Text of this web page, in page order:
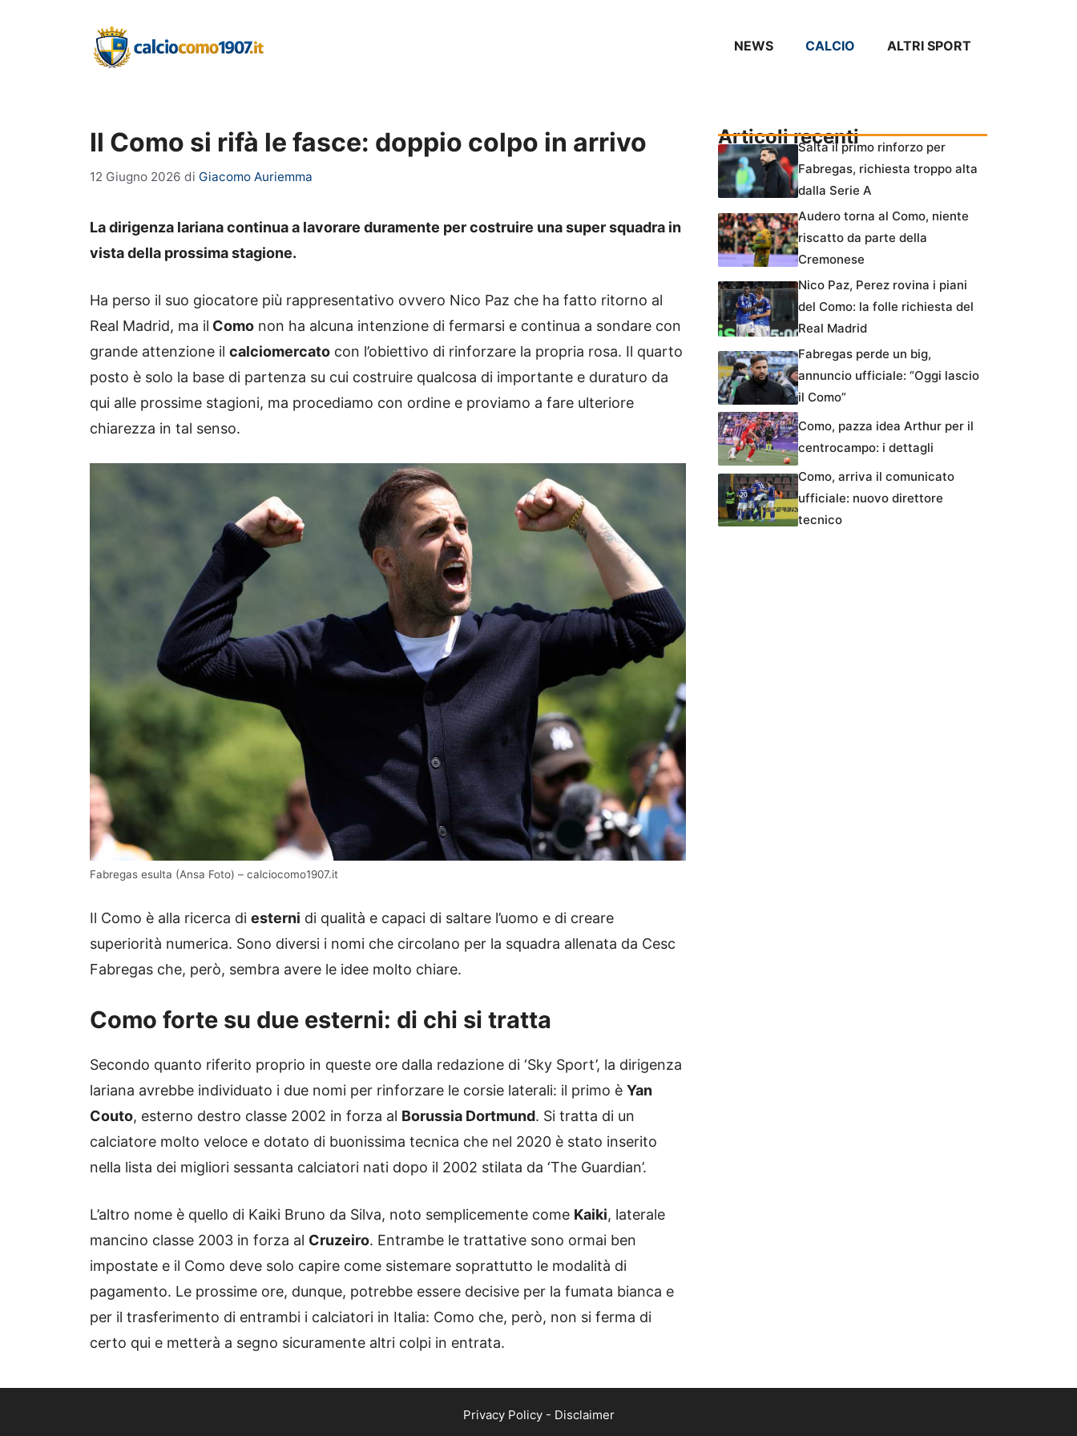
NEWS CALCIO ALTRI SPORT
Il Como si rifà le fasce: doppio colpo in arrivo
12 Giugno 2026 di Giacomo Auriemma
La dirigenza lariana continua a lavorare duramente per costruire una super squadra in
vista della prossima stagione.
Ha perso il suo giocatore più rappresentativo ovvero Nico Paz che ha fatto ritorno al
Real Madrid, ma il Como non ha alcuna intenzione di fermarsi e continua a sondare con
grande attenzione il calciomercato con l’obiettivo di rinforzare la propria rosa. Il quarto
posto è solo la base di partenza su cui costruire qualcosa di importante e duraturo da
qui alle prossime stagioni, ma procediamo con ordine e proviamo a fare ulteriore
chiarezza in tal senso.
Fabregas esulta (Ansa Foto) – calciocomo1907.it
Il Como è alla ricerca di esterni di qualità e capaci di saltare l’uomo e di creare
superiorità numerica. Sono diversi i nomi che circolano per la squadra allenata da Cesc
Fabregas che, però, sembra avere le idee molto chiare.
Como forte su due esterni: di chi si tratta
Secondo quanto riferito proprio in queste ore dalla redazione di ‘Sky Sport’, la dirigenza
lariana avrebbe individuato i due nomi per rinforzare le corsie laterali: il primo è Yan
Couto, esterno destro classe 2002 in forza al Borussia Dortmund. Si tratta di un
calciatore molto veloce e dotato di buonissima tecnica che nel 2020 è stato inserito
nella lista dei migliori sessanta calciatori nati dopo il 2002 stilata da ‘The Guardian’.
L’altro nome è quello di Kaiki Bruno da Silva, noto semplicemente come Kaiki, laterale
mancino classe 2003 in forza al Cruzeiro. Entrambe le trattative sono ormai ben
impostate e il Como deve solo capire come sistemare soprattutto le modalità di
pagamento. Le prossime ore, dunque, potrebbe essere decisive per la fumata bianca e
per il trasferimento di entrambi i calciatori in Italia: Como che, però, non si ferma di
certo qui e metterà a segno sicuramente altri colpi in entrata.
Articoli recentiSalta il primo rinforzo per
Fabregas, richiesta troppo alta
dalla Serie A
Audero torna al Como, niente
riscatto da parte della
Cremonese
Nico Paz, Perez rovina i piani
del Como: la folle richiesta del
Real Madrid
Fabregas perde un big,
annuncio ufficiale: “Oggi lascio
il Como”
Como, pazza idea Arthur per il
centrocampo: i dettagli
Como, arriva il comunicato
ufficiale: nuovo direttore
tecnico
Privacy Policy- Disclaimer